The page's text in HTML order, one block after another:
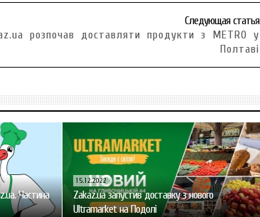
Следующая статья
розпочав доставляти продукти з METRO у
Полтаві
Частина
15.12.2022
Zakaz.ua запустив доставку з нового
Ultramarket на Подолі